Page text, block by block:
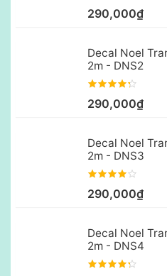
290,000₫
Decal Noel
2m - DNS2
290,000₫
Decal Noel
2m - DNS3
290,000₫
Decal Noel
2m - DNS4